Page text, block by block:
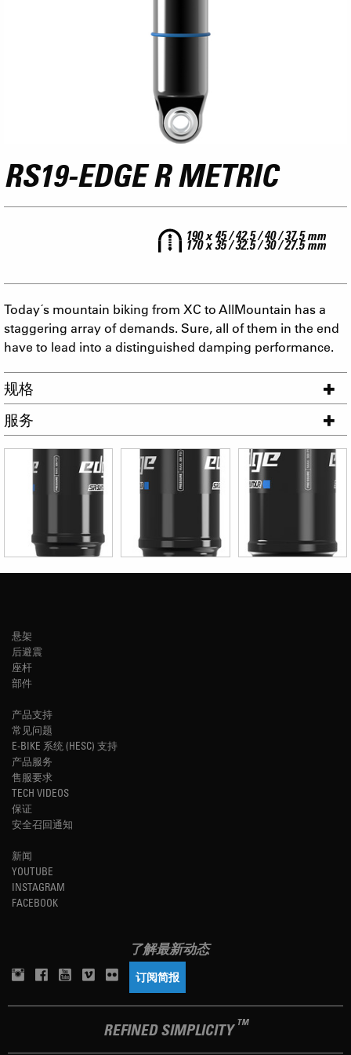
RS19-EDGE R METRIC
190 x 45 / 42.5 / 40 / 37.5 mm
170 x 35 / 32.5 / 30 / 27.5 mm
Today´s mountain biking from XC to AllMountain has a
staggering array of demands. Sure, all of them in the end
have to lead into a distinguished damping performance.
规格
服务
悬架
后避震
座杆
部件
产品支持
常见问题
E-BIKE 系统 (HESC) 支持
产品服务
售服要求
TECH VIDEOS
保证
安全召回通知
新闻
YOUTUBE
INSTAGRAM
FACEBOOK
了解最新动态
订阅简报
REFINED SIMPLICITY TM